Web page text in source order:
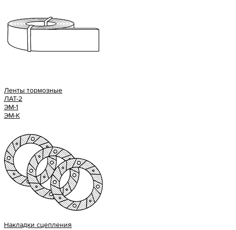
Ленты тормозные
ЛАТ-2
ЭМ-1
ЭМ-К
Накладки сцепления